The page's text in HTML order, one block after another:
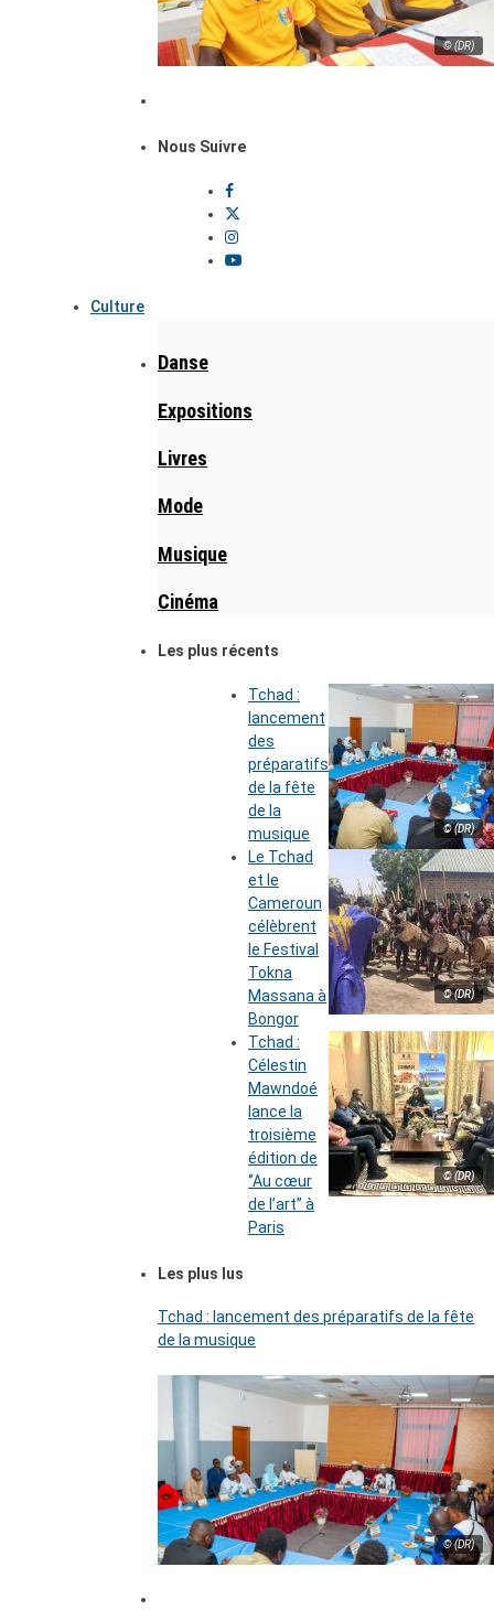
© (DR)
Nous Suivre
Culture
Danse
Expositions
Livres
Mode
Musique
Cinéma
Les plus récents
© (DR)
Tchad :
lancement
des
préparatifs
de la fête
de la
musique
© (DR)
Le Tchad
et le
Cameroun
célèbrent
le Festival
Tokna
Massana à
Bongor
© (DR)
Tchad :
Célestin
Mawndoé
lance la
troisième
édition de
‘’Au cœur
de l’art’’ à
Paris
Les plus lus
Tchad : lancement des préparatifs de la fête
de la musique
© (DR)